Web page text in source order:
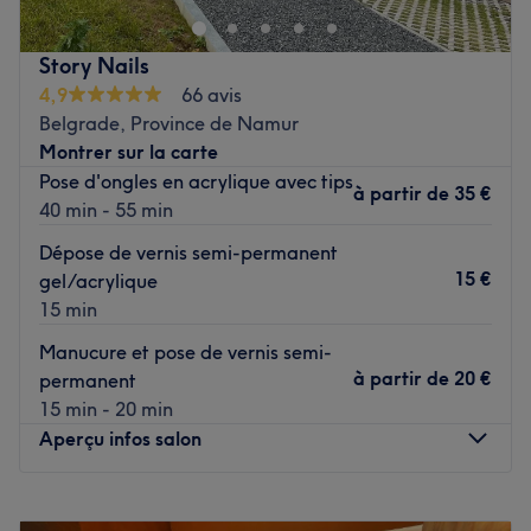
Les Copines
Bienvenue dans notre univers !
Ici, Les Copines, c’est bien plus qu’un simple institut de
beauté : c’est un véritable cocon cosy, un lieu où l’on vient
se détendre, rire et partager un vrai moment entre amies.
Chez nous, on prend soin de votre beauté, mais aussi de
votre moral 💕
L’ambiance ? Imaginez un moment entre copines, des
discussions légères, des éclats de rire et une atmosphère
douce et chaleureuse.
✨ Les nouveautés 2025 ✨
Story Nails
4,9
66 avis
Belgrade, Province de Namur
Montrer sur la carte
Pose d'ongles en acrylique avec tips
40 min - 55 min
à partir de 35 €
Dépose de vernis semi-permanent
gel/acrylique
15 min
15 €
Manucure et pose de vernis semi-
permanent
15 min - 20 min
à partir de 20 €
Aperçu infos salon